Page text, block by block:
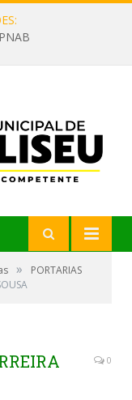
»
PORTARIAS
0